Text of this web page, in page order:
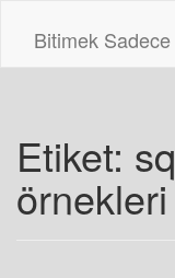
Bitimek Sadece
Etiket:
örnekleri